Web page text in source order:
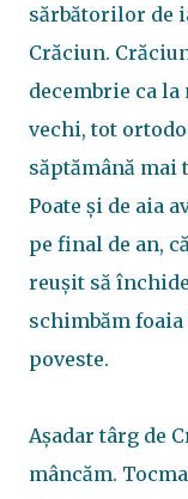
sărbătorilor de
Crăciun.
decembrie ca
vechi, tot
săptămână mai
Poate și de aia
pe final de an,
reușit să
schimbăm foaia
poveste.
Așadar târg de
mâncăm.